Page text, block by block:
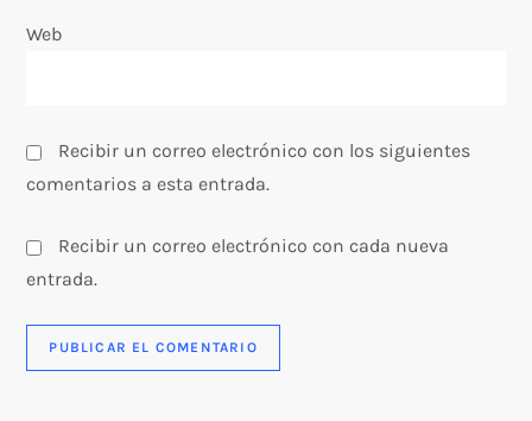
a
a
s
Web
Recibir un correo electrónico con los siguientes
comentarios a esta entrada.
Recibir un correo electrónico con cada nueva
entrada.